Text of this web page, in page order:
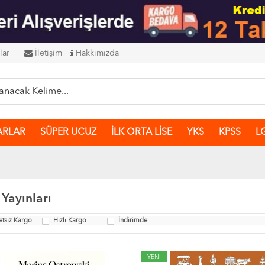
İletişim Hakkımızda
SÜPER UCUZ İLK ORTA LİSE YKS KPSS
Kargo Hızlı Kargo İndirimde
YENİ